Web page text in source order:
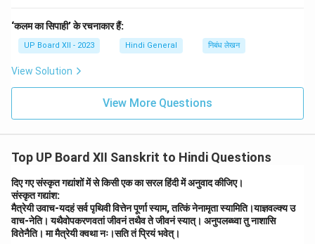
‘कलम का सिपाही’ के रचनाकार हैं:
UP Board XII - 2023 Hindi General निबंध लेखन
View Solution
View More Questions
Top UP Board XII Sanskrit to Hindi Questions
दिए गए संस्कृत गद्यांशों में से किसी एक का सरल हिंदी में अनुवाद कीजिए।
संस्कृत गद्यांश:
मैत्रेयी उवाच-यदहं सर्व पृथिवी वित्तेन पूर्णा स्याम, तत्किं नेनामृता स्यामिति।याज्ञवल्क्य उ
वाच-नेति। यथैवोपकरणवतां जीवनं तथैव ते जीवनं स्यात्। अनुपलब्ध्वा तु नाशासि
वितेनैति। मा मैत्रेयी क्वथा नः।सति तं प्रियं भवेत्।